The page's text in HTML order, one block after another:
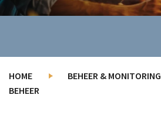
HOME BEHEER & MONITORING
BEHEER